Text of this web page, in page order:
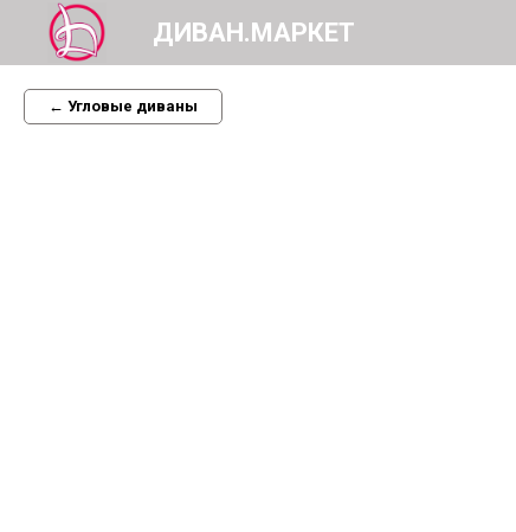
ДИВАН.МАРКЕТ
← Угловые диваны